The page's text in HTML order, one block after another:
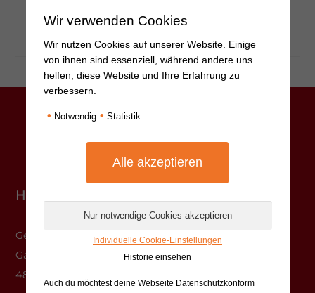
Kosten: keine
Hauptstelle Münster
Gesundheitshaus
Gasselstiege 13
48159 Münster
Wir verwenden Cookies
Wir nutzen Cookies auf unserer Website. Einige
von ihnen sind essenziell, während andere uns
helfen, diese Website und Ihre Erfahrung zu
verbessern.
• Notwendig • Statistik
Individuelle Cookie-Einstellungen
Historie einsehen
Auch du möchtest deine Webseite Datenschutzkonform